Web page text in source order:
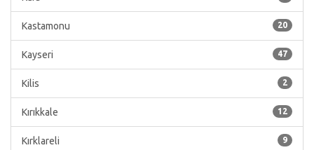
20
Kastamonu
47
Kayseri
2
Kilis
12
Kırıkkale
9
Kırklareli